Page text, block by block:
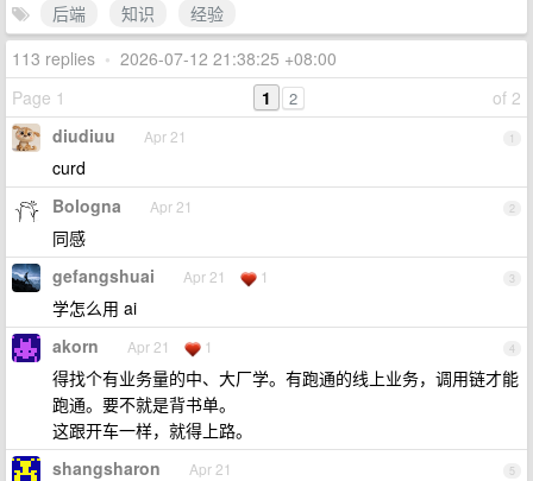
后端 知识
经验
113 replies • 2026-07-12 21:38:25 +08:00
Page 1
of 2
1 2
1
diudiuu Apr 21
curd
2
Bologna Apr 21
同感
3
gefangshuai Apr 21 1
学怎么用 ai
4
akorn Apr 21 1
得找个有业务量的中、大厂学。有跑通的线上业务，调用链才能
跑通。要不就是背书单。
这跟开车一样，就得上路。
5
shangsharon Apr 21